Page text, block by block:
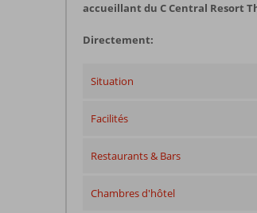
accueillant du C Central Resort
Directement:
Situation
Facilités
Restaurants & Bars
Chambres d'hôtel